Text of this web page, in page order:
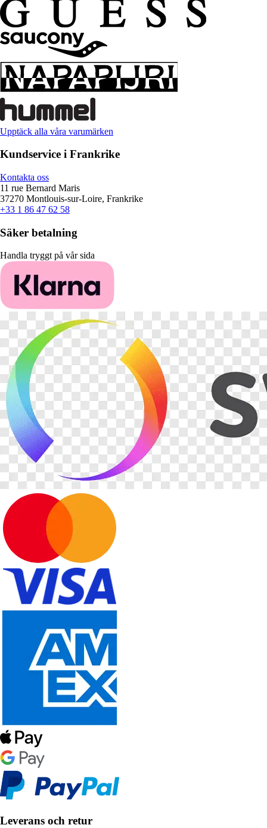
Upptäck alla våra varumärken
Kundservice i Frankrike
Kontakta oss
11 rue Bernard Maris
37270 Montlouis-sur-Loire, Frankrike
+33 1 86 47 62 58
Säker betalning
Handla tryggt på vår sida
Leverans och retur